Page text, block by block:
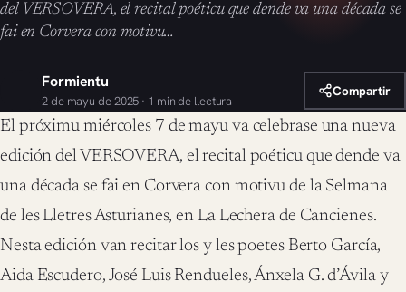
del VERSOVERA, el recital poéticu que dende va una década se
fai en Corvera con motivu…
Formientu
2 de mayu de 2025 · 1 min de llectura
Compartir
El próximu miércoles 7 de mayu va celebrase una nueva
edición del VERSOVERA, el recital poéticu que dende va
una década se fai en Corvera con motivu de la Selmana
de les Lletres Asturianes, en La Lechera de Cancienes.
Nesta edición van recitar los y les poetes Berto García,
Aida Escudero, José Luis Rendueles, Ánxela G. d’Ávila y